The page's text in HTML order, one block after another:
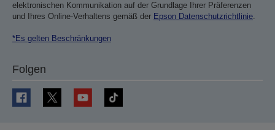
elektronischen Kommunikation auf der Grundlage Ihrer Präferenzen
und Ihres Online-Verhaltens gemäß der Epson Datenschutzrichtlinie.
*Es gelten Beschränkungen
Folgen